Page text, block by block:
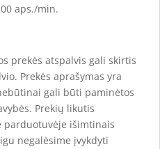
aps./min.
prekės atspalvis gali skirtis
Prekės aprašymas yra
gali būti paminėtos
Prekių likutis
išimtinais
negalėsime įvykdyti